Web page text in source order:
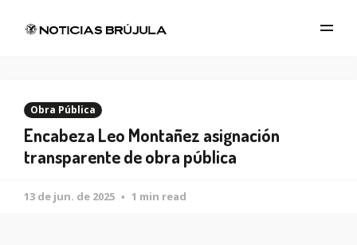
Obra Pública
Encabeza Leo Montañez asignación
transparente de obra pública
13 de jun. de 2025 1 min read